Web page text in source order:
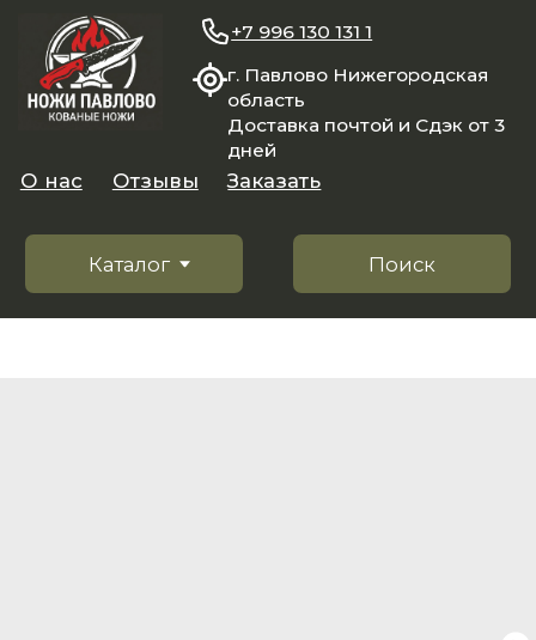
область
Доставка почтой и Сдэк от 3
Поиск
Каталог
Заказать
+7 996 130 131 1